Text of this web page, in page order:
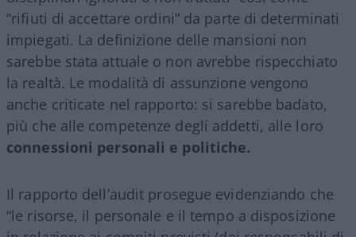
“rifiuti di accettare ordini” da parte di determinati
impiegati. La definizione delle mansioni non
sarebbe stata attuale o non avrebbe rispecchiato
la realtà. Le modalità di assunzione vengono
anche criticate nel rapporto: si sarebbe badato,
più che alle competenze degli addetti, alle loro
connessioni personali e politiche.
Il rapporto dell’audit prosegue evidenziando che
“le risorse, il personale e il tempo a disposizione